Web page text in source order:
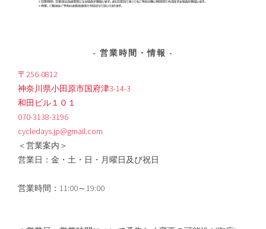
営業時間・情報
〒256-0812
神奈川県小田原市国府津3-14-3
和田ビル１０１
070-3138-3196
cycledays.jp@gmail.com
＜営業案内＞
営業日：金・土・日・月曜日及び祝日
営業時間：11:00～19:00